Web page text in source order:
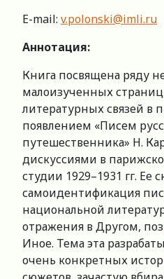
E-mail: v.polonski@imli.ru
Аннотация:
Книга посвящена ряду
малоизученных
литературных связей в
появлением «Писем
путешественника» Н.
дискуссиями в
студии 1929–1931 гг. Ее
самоидентификация
национальной
отражения в Другом,
Иное. Тема эта
очень конкретных